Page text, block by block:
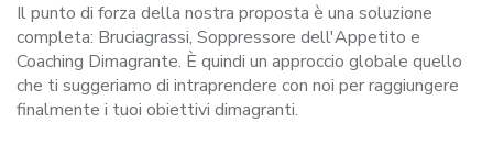
Il punto di forza della nostra proposta è una soluzione
completa: Bruciagrassi, Soppressore dell'Appetito e
Coaching Dimagrante. È quindi un approccio globale quello
che ti suggeriamo di intraprendere con noi per raggiungere
finalmente i tuoi obiettivi dimagranti.